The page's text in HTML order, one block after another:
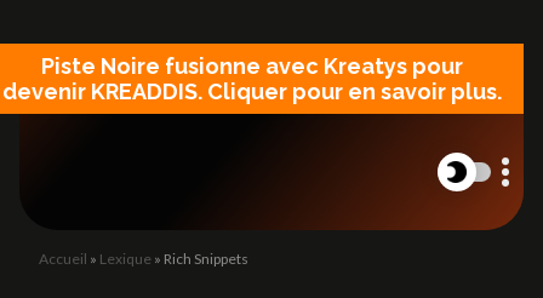
Piste Noire fusionne avec Kreatys pour
devenir KREADDIS. Cliquer pour en savoir plus.
Accueil » Lexique » Rich Snippets